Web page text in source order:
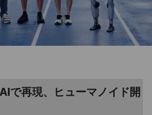
で再現、ヒューマノイド開